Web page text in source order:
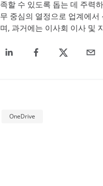
족할 수 있도록 돕는 데 주력
무 중심의 열정으로 업계에
며, 과거에는 이사회 이사 및
OneDrive